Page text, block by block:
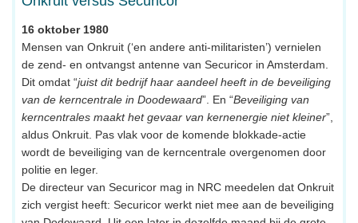
16 oktober 1980
Mensen van Onkruit (‘en andere anti-militaristen’) vernielen
de zend- en ontvangst antenne van Securicor in Amsterdam.
Dit omdat “juist dit bedrijf haar aandeel heeft in de beveiliging
van de kerncentrale in Doodewaard”. En “Beveiliging van
kerncentrales maakt het gevaar van kernenergie niet kleiner”,
aldus Onkruit. Pas vlak voor de komende blokkade-actie
wordt de beveiliging van de kerncentrale overgenomen door
politie en leger.
De directeur van Securicor mag in NRC meedelen dat Onkruit
zich vergist heeft: Securicor werkt niet mee aan de beveiliging